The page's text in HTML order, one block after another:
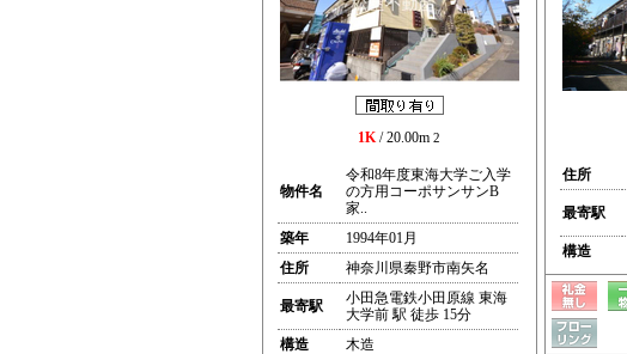
1K/ 20.00m 2
物件名
令和8年度東海大学ご入学
の方用コーポサンサンB
家..
築年
1994年01月
住所
神奈川県秦野市南矢名
最寄駅
小田急電鉄小田原線 東海
大学前 駅 徒歩 15分
構造
木造
住所
最寄駅
構造